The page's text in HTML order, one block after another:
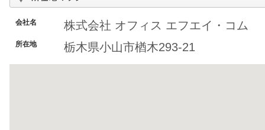
会社名 株式会社 オフィス エフエイ・コム
所在地 栃木県小山市楢木293-21